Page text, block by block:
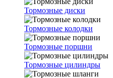
Тормозные диски
Тормозные колодки
Тормозные поршни
Тормозные цилиндры